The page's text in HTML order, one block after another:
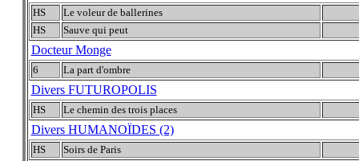
HS
Le voleur de ballerines
HS
Sauve qui peut
Docteur Monge
6 La part d'ombre
Divers FUTUROPOLIS
HS Le chemin des trois places
Divers HUMANOÏDES (2)
HS Soirs de Paris